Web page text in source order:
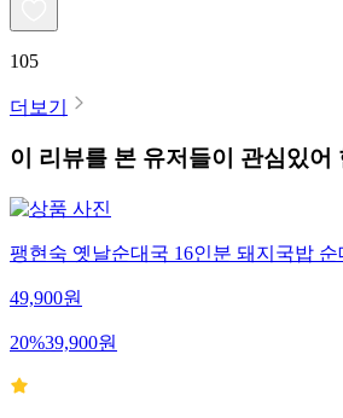
105
더보기
이 리뷰를 본 유저들이 관심있어
팽현숙 옛날순대국 16인분 돼지국밥
49,900원
20%39,900원